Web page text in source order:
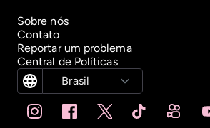
Sobre nós
Contato
Reportar um problema
Central de Políticas
Brasil